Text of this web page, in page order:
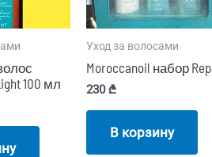
100 мл
Уход за волосами
Moroccanoil набор
230₾
В корзину